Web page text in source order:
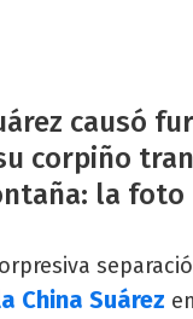
causó
corpiño
la foto
China Suárez